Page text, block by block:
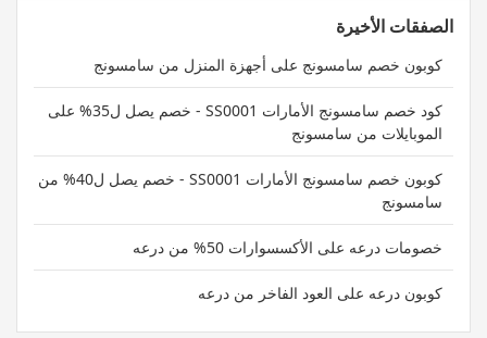
الصفقات الأخيرة
كوبون خصم سامسونج على أجهزة المنزل من سامسونج
كود خصم سامسونج الأمارات SS0001 - خصم يصل ل35% على
الموبايلات من سامسونج
كوبون خصم سامسونج الأمارات SS0001 - خصم يصل ل40% من
سامسونج
خصومات درعه على الأكسسوارات 50% من درعه
كوبون درعه على العود الفاخر من درعه